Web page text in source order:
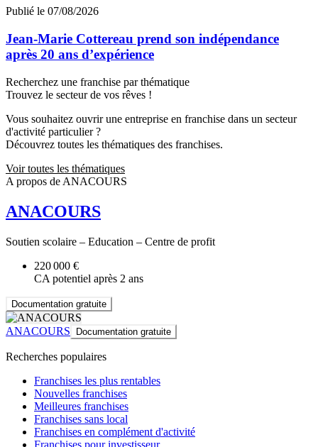
Publié le 07/08/2026
Jean‑Marie Cottereau prend son indépendance
après 20 ans d’expérience
Recherchez une franchise par thématique
Trouvez le secteur de vos rêves !
Vous souhaitez ouvrir une entreprise en franchise dans un secteur
d'activité particulier ?
Découvrez toutes les thématiques des franchises.
Voir toutes les thématiques
A propos de ANACOURS
ANACOURS
Soutien scolaire – Education – Centre de profit
220 000 €
CA potentiel après 2 ans
Documentation gratuite
ANACOURS Documentation gratuite
Recherches populaires
Franchises les plus rentables
Nouvelles franchises
Meilleures franchises
Franchises sans local
Franchises en complément d'activité
Franchises pour investisseur